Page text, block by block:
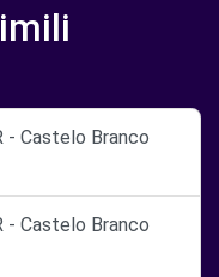
- Castelo Branco
- Castelo Branco